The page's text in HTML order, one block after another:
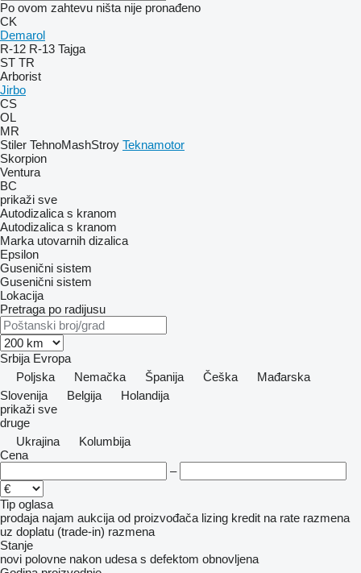
Po ovom zahtevu ništa nije pronađeno
CK
Demarol
R-12 R-13 Tajga
ST TR
Arborist
Jirbo
CS
OL
MR
Stiler TehnoMashStroy Teknamotor
Skorpion
Ventura
BC
prikaži sve
Autodizalica s kranom
Autodizalica s kranom
Marka utovarnih dizalica
Epsilon
Gusenični sistem
Gusenični sistem
Lokacija
Pretraga po radijusu
Srbija Evropa
Poljska
Nemačka Španija Češka
Mađarska
Slovenija
Belgija
Holandija
prikaži sve
druge
Ukrajina
Kolumbija
Cena
–
Tip oglasa
prodaja najam aukcija od proizvođača lizing kredit na rate razmena
uz doplatu (trade-in) razmena
Stanje
novi polovne nakon udesa s defektom obnovljena